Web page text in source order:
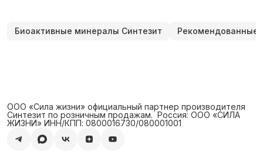
Биоактивные минералы Синтезит Рекомендованные
ООО «Сила жизни» официальный партнер производителя
Синтезит по розничным продажам. ‍ Россия: ООО «СИЛА
ЖИЗНИ» ИНН/КПП: 0800016730/080001001